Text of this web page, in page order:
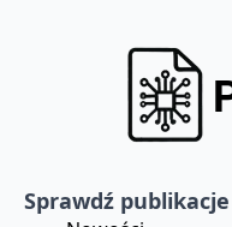
Sprawdź publikacje